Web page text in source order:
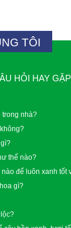
TÔI
HỎI HAY GẶP
trong nhà?
thế nào?
để luôn xanh tốt
gì?